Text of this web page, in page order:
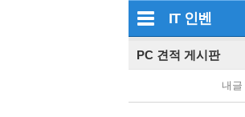
IT 인벤
PC 견적 게시판
내글